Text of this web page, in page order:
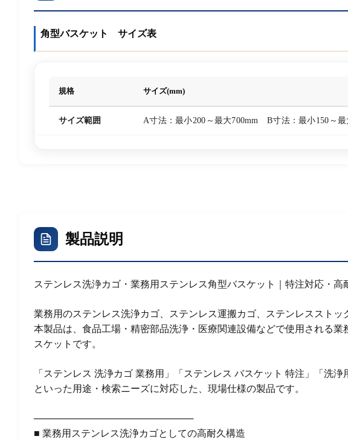
角型バスケット サイズ表
規格 サイズ(mm)
サイズ範囲 A寸法：最小200～最大700mm B寸法：最小150～
製品説明
ステンレス洗浄カゴ・業務用ステンレス角型バスケット｜特注対応・高
業務用のステンレス洗浄カゴ、ステンレス運搬カゴ、ステンレスストッ
本製品は、食品工場・精密部品洗浄・医療関連設備などで使用される
スケットです。
「ステンレス 洗浄カゴ 業務用」「ステンレス バスケット 特注」「洗浄
といった用途・検索ニーズに対応した、現場仕様の製品です。
────────────────────────
■ 業務用ステンレス洗浄カゴとしての高耐久構造